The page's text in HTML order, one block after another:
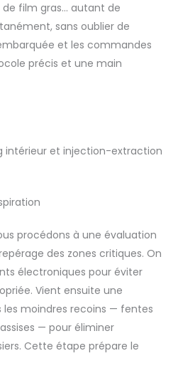
de film gras… autant de
sans oublier de
et les commandes
précis et une main
intérieur et injection-extraction
procédons à une évaluation
des zones critiques. On
électroniques pour éviter
Vient ensuite une
les moindres recoins — fentes
— pour éliminer
Cette étape prépare le